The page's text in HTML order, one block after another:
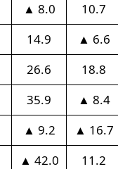
▲ 8.0 10.7
14.9 ▲ 6.6
26.6 18.8
35.9 ▲ 8.4
▲ 9.2 ▲ 16.7
▲ 42.0 11.2